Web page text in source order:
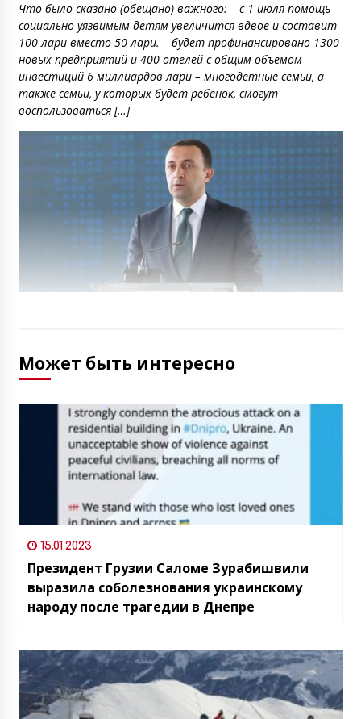
Что было сказано (обещано) важного: – с 1 июля помощь
социально уязвимым детям увеличится вдвое и составит
100 лари вместо 50 лари. – будет профинансировано 1300
новых предприятий и 400 отелей с общим объемом
инвестиций 6 миллиардов лари – многодетные семьи, а
также семьи, у которых будет ребенок, смогут
воспользоваться […]
Может быть интересно
15.01.2023
Президент Грузии Саломе Зурабишвили
выразила соболезнования украинскому
народу после трагедии в Днепре